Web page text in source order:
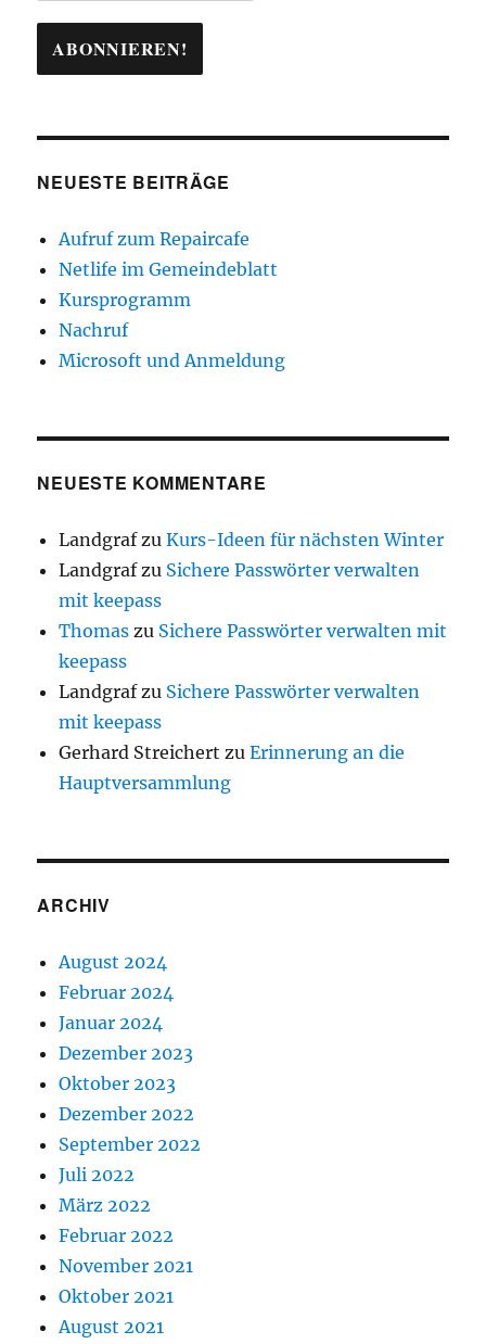
NEUESTE BEITRÄGE
Aufruf zum Repaircafe
Netlife im Gemeindeblatt
Kursprogramm
Nachruf
Microsoft und Anmeldung
NEUESTE KOMMENTARE
LandgrafzuKurs-Ideen für nächsten Winter
Landgrafzu Sichere Passwörter verwalten
mit keepass
Thomas zu Sichere Passwörter verwalten mit
keepass
Landgrafzu Sichere Passwörter verwalten
mit keepass
Gerhard Streichert zuErinnerung an die
Hauptversammlung
ARCHIV
August 2024
Februar 2024
Januar 2024
Dezember 2023
Oktober 2023
Dezember 2022
September 2022
Juli 2022
März 2022
Februar 2022
November 2021
Oktober 2021
August 2021